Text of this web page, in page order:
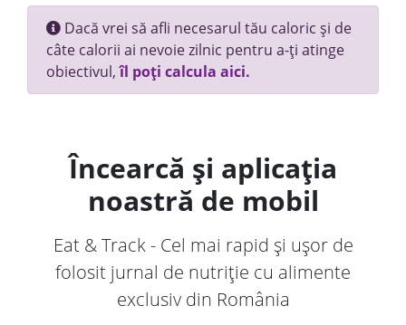
Dacă vrei să afli necesarul tău caloric și de
câte calorii ai nevoie zilnic pentru a-ți atinge
obiectivul,îl poți calcula aici.
Încearcă și aplicația
noastră de mobil
Eat & Track - Cel mai rapid și ușor de
folosit jurnal de nutriție cu alimente
exclusiv din România